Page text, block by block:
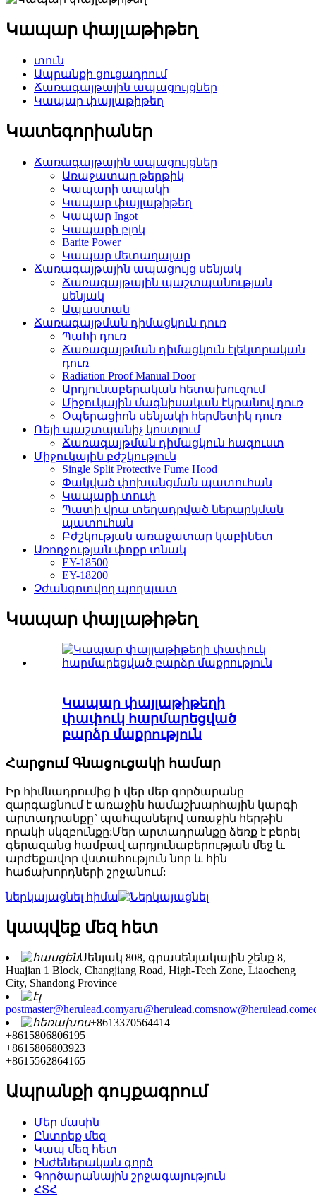
Կապար փայլաթիթեղ
տուն
Ապրանքի ցուցադրում
Ճառագայթային ապացույցներ
Կապար փայլաթիթեղ
Կատեգորիաներ
Ճառագայթային ապացույցներ
Առաջատար թերթիկ
Կապարի ապակի
Կապար փայլաթիթեղ
Կապար Ingot
Կապարի բլոկ
Barite Power
Կապար մետաղալար
Ճառագայթային ապացույց սենյակ
Ճառագայթային պաշտպանության
սենյակ
Ապաստան
Ճառագայթման դիմացկուն դուռ
Պահի դուռ
Ճառագայթման դիմացկուն էլեկտրական
դուռ
Radiation Proof Manual Door
Արդյունաբերական հետախուզում
Միջուկային մագնիսական էկրանով դուռ
Օպերացիոն սենյակի հերմետիկ դուռ
Ռեյի պաշտպանիչ կոստյում
Ճառագայթման դիմացկուն հագուստ
Միջուկային բժշկություն
Single Split Protective Fume Hood
Փակված փոխանցման պատուհան
Կապարի տուփ
Պատի վրա տեղադրված ներարկման
պատուհան
Բժշկության առաջատար կաբինետ
Առողջության փոքր տնակ
EY-18500
EY-18200
Չժանգոտվող պողպատ
Կապար փայլաթիթեղ
Կապար փայլաթիթեղի
փափուկ հարմարեցված
բարձր մաքրություն
Հարցում Գնացուցակի համար
Իր հիմնադրումից ի վեր մեր գործարանը
զարգացնում է առաջին համաշխարհային կարգի
արտադրանքը` պահպանելով առաջին հերթին
որակի սկզբունքը:Մեր արտադրանքը ձեռք է բերել
գերազանց համբավ արդյունաբերության մեջ և
արժեքավոր վստահություն նոր և հին
հաճախորդների շրջանում:
ներկայացնել հիմա
կապվեք մեզ հետ
Սենյակ 808, գրասենյակային շենք 8,
Huajian 1 Block, Changjiang Road, High-Tech Zone, Liaocheng
City, Shandong Province
postmaster@herulead.comyaru@herulead.comsnow@herulead.com
+8613370564414
+8615806806195
+8615806803923
+8615562864165
Ապրանքի գույքագրում
Մեր մասին
Ընտրեք մեզ
Կապ մեզ հետ
Ինժեներական գործ
Գործարանային շրջագայություն
ՀՏՀ